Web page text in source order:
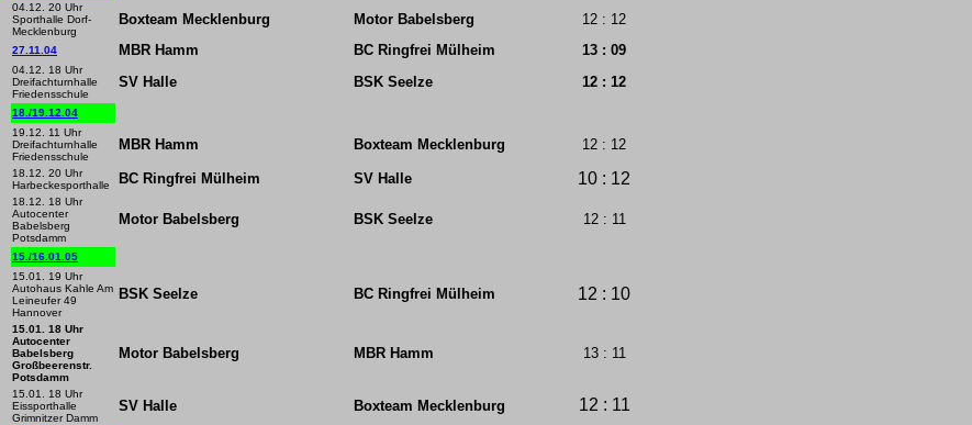
04.12. 20 Uhr
Sporthalle Dorf-
Mecklenburg
Boxteam Mecklenburg Motor Babelsberg 12 : 12
27.11.04 MBR Hamm BC Ringfrei Mülheim 13 : 09
04.12. 18 Uhr
Dreifachturnhalle
Friedensschule
SV Halle BSK Seelze 12 : 12
18./19.12.04
19.12. 11 Uhr
Dreifachturnhalle
Friedensschule
MBR Hamm Boxteam Mecklenburg 12 : 12
18.12. 20 Uhr
Harbeckesporthalle
BC Ringfrei Mülheim SV Halle 10 : 12
18.12. 18 Uhr
Autocenter
Babelsberg
Potsdamm
Motor Babelsberg BSK Seelze 12 : 11
15./16.01.05
15.01. 19 Uhr
Autohaus Kahle Am
Leineufer 49
Hannover
BSK Seelze BC Ringfrei Mülheim 12 : 10
15.01. 18 Uhr
Autocenter
Babelsberg
Großbeerenstr.
Potsdamm
Motor Babelsberg MBR Hamm 13 : 11
15.01. 18 Uhr
Eissporthalle
Grimnitzer Damm
SV Halle Boxteam Mecklenburg 12 : 11